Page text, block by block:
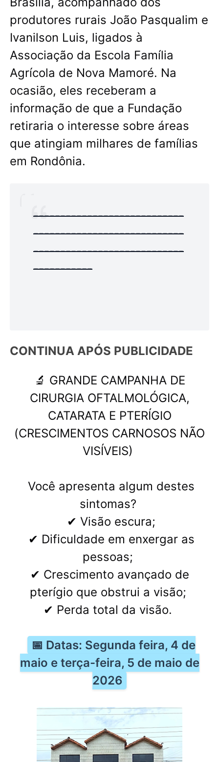
produtores rurais João Pasqualim e
Ivanilson Luis, ligados à
Associação da Escola Família
Agrícola de Nova Mamoré. Na
ocasião, eles receberam a
informação de que a Fundação
retiraria o interesse sobre áreas
que atingiam milhares de famílias
em Rondônia.
----------------------------
----------------------------
----------------------------
-----------
CONTINUA APÓS PUBLICIDADE
🔬 GRANDE CAMPANHA DE
CIRURGIA OFTALMOLÓGICA,
CATARATA E PTERÍGIO
(CRESCIMENTOS CARNOSOS NÃO
VISÍVEIS)
Você apresenta algum destes
sintomas?
✔ Visão escura;
✔ Dificuldade em enxergar as
pessoas;
✔ Crescimento avançado de
pterígio que obstrui a visão;
✔ Perda total da visão.
📅 Datas: Segunda feira, 4 de
maio e terça-feira, 5 de maio de
2026